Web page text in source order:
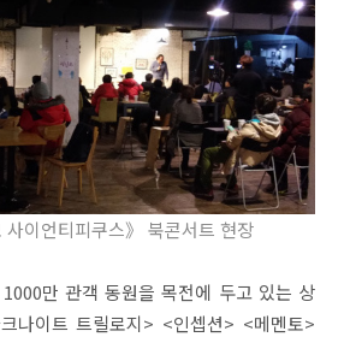
사이언티피쿠스》 북콘서트 현장
만 관객 동원을 목전에 두고 있는 상
나이트 트릴로지> <인셉션> <메멘토>